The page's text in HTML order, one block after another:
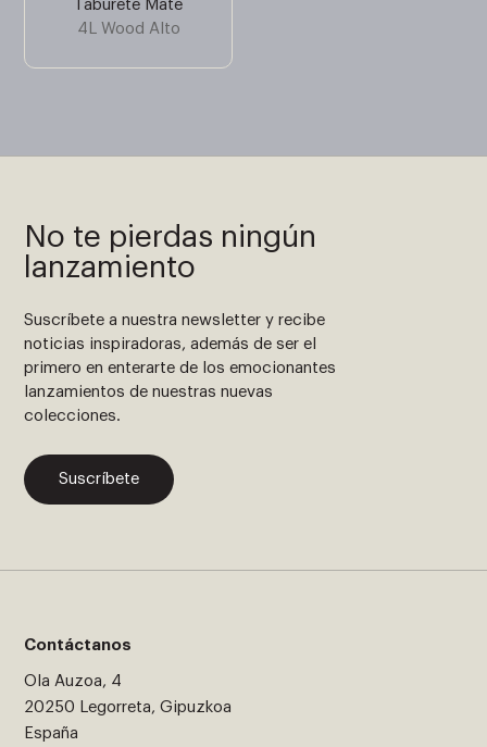
Taburete Mate
4L Wood Alto
No te pierdas ningún
lanzamiento
Suscríbete a nuestra newsletter y recibe
noticias inspiradoras, además de ser el
primero en enterarte de los emocionantes
lanzamientos de nuestras nuevas
colecciones.
Suscríbete
Contáctanos
Ola Auzoa, 4
20250 Legorreta, Gipuzkoa
España